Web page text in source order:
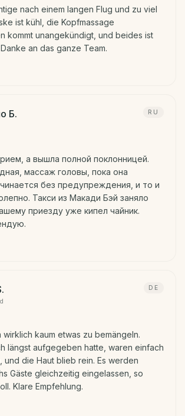
nach einem langen Flug und zu viel
ist kühl, die Kopfmassage
kommt unangekündigt, und beides ist
an das ganze Team.
Б. RU
а вышла полной поклонницей.
массаж головы, пока она
без предупреждения, и то и
Такси из Макади Бэй заняло
приезду уже кипел чайник.
DE
wirklich kaum etwas zu bemängeln.
längst aufgegeben hatte, waren einfach
und die Haut blieb rein. Es werden
Gäste gleichzeitig eingelassen, so
Klare Empfehlung.